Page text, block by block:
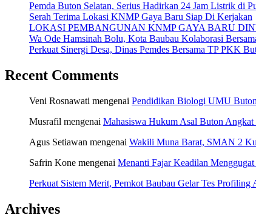
Pemda Buton Selatan, Serius Hadirkan 24 Jam Listrik di
Serah Terima Lokasi KNMP Gaya Baru Siap Di Kerjakan
LOKASI PEMBANGUNAN KNMP GAYA BARU
Wa Ode Hamsinah Bolu, Kota Baubau Kolaborasi
Perkuat Sinergi Desa, Dinas Pemdes Bersama TP PKK
Recent Comments
Veni Rosnawati mengenai Pendidikan Biologi UMU
Musrafil mengenai Mahasiswa Hukum Asal Buton Angkat
Agus Setiawan mengenai Wakili Muna Barat, SMAN 2
Safrin Kone mengenai Menanti Fajar Keadilan
Perkuat Sistem Merit, Pemkot Baubau Gelar Tes
Archives